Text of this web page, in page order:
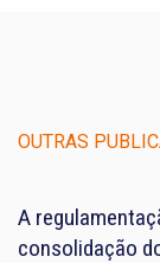
OUTRAS
A
consolidação